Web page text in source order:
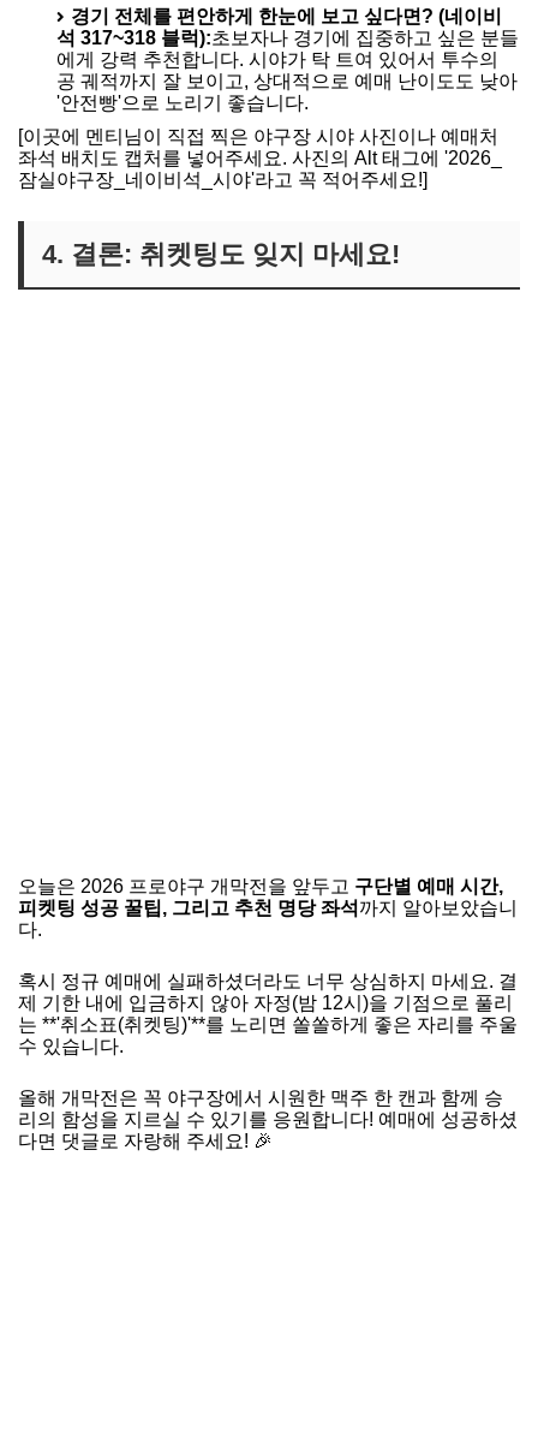
경기 전체를 편안하게 한눈에 보고 싶다면? (네이비
석 317~318 블럭):초보자나 경기에 집중하고 싶은 분들
에게 강력 추천합니다. 시야가 탁 트여 있어서 투수의
공 궤적까지 잘 보이고, 상대적으로 예매 난이도도 낮아
'안전빵'으로 노리기 좋습니다.
[이곳에 멘티님이 직접 찍은 야구장 시야 사진이나 예매처
좌석 배치도 캡처를 넣어주세요. 사진의 Alt 태그에 '2026_
잠실야구장_네이비석_시야'라고 꼭 적어주세요!]
4. 결론: 취켓팅도 잊지 마세요!
오늘은 2026 프로야구 개막전을 앞두고 구단별 예매 시간,
피켓팅 성공 꿀팁, 그리고 추천 명당 좌석 까지 알아보았습니
다.
혹시 정규 예매에 실패하셨더라도 너무 상심하지 마세요. 결
제 기한 내에 입금하지 않아 자정(밤 12시)을 기점으로 풀리
는 **'취소표(취켓팅)'**를 노리면 쏠쏠하게 좋은 자리를 주울
수 있습니다.
올해 개막전은 꼭 야구장에서 시원한 맥주 한 캔과 함께 승
리의 함성을 지르실 수 있기를 응원합니다! 예매에 성공하셨
다면 댓글로 자랑해 주세요! 🎉